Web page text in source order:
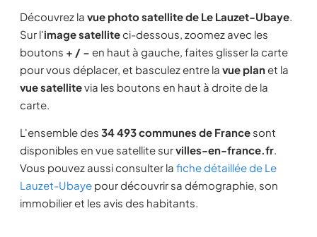
Découvrez la vue photo satellite de Le Lauzet-Ubaye.
Sur l'image satelliteci-dessous, zoomez avec les
boutons + / − en haut à gauche, faites glisser la carte
pour vous déplacer, et basculez entre la vue planet la
vue satellitevia les boutons en haut à droite de la
carte.
L'ensemble des 34 493 communes de France sont
disponibles en vue satellite survilles-en-france.fr.
Vous pouvez aussi consulter la fiche détaillée de Le
Lauzet-Ubaye pour découvrir sa démographie, son
immobilier et les avis des habitants.